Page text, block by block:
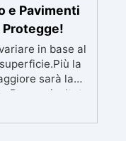
e Pavimenti
in base al
la
sarà la
un risultato
una
di almeno